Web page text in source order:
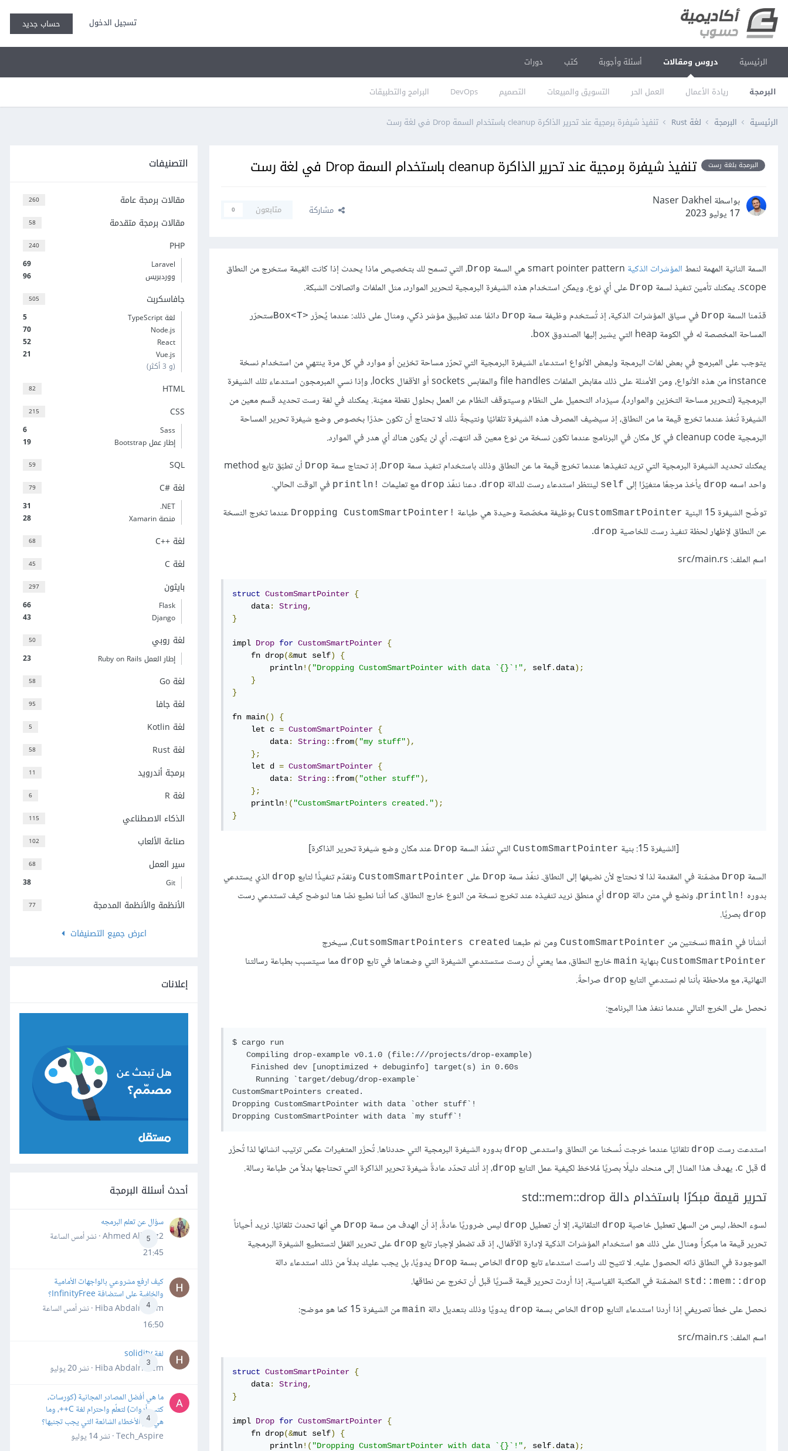
تسجيل الدخول حساب جديد
الرئيسية دروس ومقالات
البرمجة ريادة الأعمال العمل الحر التسويق والمبيعات التصميم DevOps البرامج والتطبيقات
أسئلة وأجوبة كتب دورات
الرئيسية البرمجة لغة Rust تنفيذ شيفرة برمجية عند تحرير الذاكرة cleanup باستخدام السمة Drop في لغة رست
البرمجة بلغة رست تنفيذ شيفرة برمجية عند تحرير الذاكرة cleanup باستخدام السمة Drop في لغة رست
بواسطة Naser Dakhel
17 يوليو 2023
مشاركة متابعون 0
السمة الثانية المهمة لنمطالمؤشرات الذكية Drop، التي تسمح لك بتخصيص ماذا يحدث إذا كانت القيمة ستخرج من النطاق
scope. يمكنك تأمين تنفيذ لسمة
Drop على أي نوع، ويمكن استخدام هذه الشيفرة البرمجية لتحرير الموارد، مثل الملفات واتصالات الشبكة.
قدّمنا السمة Drop في سياق المؤشرات الذكية، إذ تُستخدم وظيفة سمة Drop دائمًا عند تطبيق مؤشر ذكي، ومثال على ذلك: عندما يُحرَّر Box<T>‎ستحرّر
المساحة المخصصة له في الكومة heap التي يشير إليها الصندوق box.
يتوجب على المبرمج في بعض لغات البرمجة ولبعض الأنواع استدعاء الشيفرة البرمجية التي تحرّر مساحة تخزين أو موارد في كل مرة ينتهي من استخدام نسخة
instance من هذه الأنواع، ومن الأمثلة على ذلك مقابض الملفات file handles والمقابس sockets أو الأقفال locks، وإذا نسي المبرمجون استدعاء تلك الشيفرة
البرمجية (لتحرير مساحة التخزين والموارد)، سيزداد التحميل على النظام وسيتوقف النظام عن العمل بحلول نقطة معيّنة. يمكنك في لغة رست تحديد قسم معين من
الشيفرة تُنفذ عندما تخرج قيمة ما من النطاق، إذ سيضيف المصرف هذه الشيفرة تلقائيًا ونتيجةً ذلك لا تحتاج أن تكون حذرًا بخصوص وضع شيفرة تحرير المساحة
البرمجية cleanup code في كل مكان في البرنامج عندما تكون نسخة من نوع معين قد انتهت، أي لن يكون هناك أي هدر في الموارد.
يمكنك تحديد الشيفرة البرمجية التي تريد تنفيذها عندما تخرج قيمة ما عن النطاق وذلك باستخدام تنفيذ سمة Drop، إذ تحتاج سمة Drop
أن تطبّق تابع method
واحد اسمه drop يأخذ مرجعًا متغيّرًا إلى self لينتظر استدعاء رست للدالة drop. دعنا ننفّذ drop مع تعليمات println!‎ في الوقت الحالي.
توضّح الشيفرة 15 البنية
CustomSmartPointer بوظيفة مخصّصة وحيدة هي طباعة Dropping CustomSmartPointer!‎ عندما تخرج النسخة
عن النطاق لإظهار لحظة تنفيذ رست للخاصية drop
.
اسم الملف: src/main.rs
struct CustomSmartPointer {
    data
: String,
}
impl Drop for CustomSmartPointer {
    fn drop
(&mut self)
{
        println
!( "Dropping CustomSmartPointer with data `{}`!", self. data);
}
}
fn main()
{
    let c
= CustomSmartPointer {
        data
: String:: from( "my stuff"),
};
    let d
= CustomSmartPointer {
        data
: String:: from( "other stuff"),
};
    println
!( "CustomSmartPointers created.");
}
[الشيفرة 15: بنية CustomSmartPointer التي تنفّذ السمة Drop عند مكان وضع شيفرة تحرير الذاكرة]
السمة Drop مضمّنة في المقدمة لذا لا نحتاج لأن نضيفها إلى النطاق. ننفّذ سمة Drop على CustomSmartPointer ونقدّم تنفيذًا لتابع drop الذي يستدعي
بدوره println!‎، ونضع في متن دالة drop أي منطق نريد تنفيذه عند تخرج نسخة من النوع خارج النطاق، كما أننا نطبع نصًا هنا لنوضح كيف تستدعي رست
drop بصريًا.
أنشأنا في main نسختين من CustomSmartPointer ومن ثم طبعنا CutsomSmartPointers created، سيخرج
CustomSmartPointer بنهاية main خارج النطاق، مما يعني أن رست ستستدعي الشيفرة التي وضعناها في تابع drop مما سيتسبب بطباعة رسالتنا
النهائية، مع ملاحظة بأننا لم نستدعي التابع drop صراحةً.
نحصل على الخرج التالي عندما ننفذ هذا البرنامج:
$ cargo run
   Compiling drop-example v0.1.0 (file:///projects/drop-example)
    Finished dev [unoptimized + debuginfo] target(s) in 0.60s
     Running `target/debug/drop-example`
CustomSmartPointers created.
Dropping CustomSmartPointer with data `other stuff`!
استدعت رست drop تلقائيًا عندما خرجت نُسخنا عن النطاق واستدعى drop بدوره الشيفرة البرمجية التي حددناها. تُحرَّر المتغيرات عكس ترتيب انشائها لذا تُحرَّر
d قبل c. يهدف هذا المثال إلى منحك دليلًا بصريًا مُلاحَظ لكيفية عمل التابع drop، إذ أنك تحدّد عادةً شيفرة تحرير الذاكرة التي تحتاجها بدلاً من طباعة رسالة.
تحرير قيمة مبكرًا باستخدام دالة std::mem::drop
لسوء الحظ، ليس من السهل تعطيل خاصية drop التلقائية، إلا أن تعطيل drop ليس ضروريًا عادةً، إذ أن الهدف من سمة Drop هي أنها تحدث تلقائيًا. نريد أحياناً
تحرير قيمة ما مبكراً ومثال على ذلك هو استخدام المؤشرات الذكية لإدارة الأقفال، إذ قد تضطر لإجبار تابع drop على تحرير القفل لتستطيع الشيفرة البرمجية
الموجودة في النطاق ذاته الحصول عليه. لا تتيح لك راست استدعاء تابع drop الخاص بسمة Drop يدويًا، بل يجب عليك بدلاً من ذلك استدعاء دالة
std::mem::drop المضمّنة في المكتبة القياسية، إذا أردت تحرير قيمة قسريًا قبل أن تخرج عن نطاقها.
نحصل على خطأ تصريفي إذا أردنا استدعاء التابع drop الخاص بسمة drop يدويًا وذلك بتعديل دالة main من الشيفرة 15 كما هو موضح:
اسم الملف: src/main.rs
struct CustomSmartPointer {
    data
: String,
}
impl Drop for CustomSmartPointer {
    fn drop
(&mut self)
{
        println
!( "Dropping CustomSmartPointer with data `{}`!", self. data);
التصنيفات
260 مقالات برمجة عامة
58 مقالات برمجة متقدمة
240 PHP
69
Laravel
96
ووردبريس
505 جافاسكربت
5
لغة TypeScript
70
Node.js
52
React
21
Vue.js
(و 3 أكثر)
82 HTML
215 CSS
6
Sass
19
إطار عمل Bootstrap
59 SQL
79 لغة C#‎
31
‎.NET
28
منصة Xamarin
68 لغة C++‎
45 لغة C
297 بايثون
66
Flask
43
Django
50 لغة روبي
23 إطار العمل Ruby on Rails
58 لغة Go
95 لغة جافا
5 لغة Kotlin
58 لغة Rust
11 برمجة أندرويد
6 لغة R
115 الذكاء الاصطناعي
102 صناعة الألعاب
68 سير العمل
38 Git
77
الأنظمة والأنظمة المدمجة
اعرض جميع التصنيفات
إعلانات
أحدث أسئلة البرمجة
5
سؤال عن تعلم البرمجه
Ahmed Alhafiz2 · نشر
أمس الساعة
21:45
4
كيف ارفع مشروعي بالواجهات الأمامية
والخلفية على استضافة InfinityFree؟
Hiba Abdalrheem · نشر
أمس الساعة
16:50
3
لغة solidity
Hiba Abdalrheem · نشر
20 يوليو
4
ما هي أفضل المصادر المجانية (كورسات،
كتب، أدوات) لتعلّم واحترام لغة C++، وما
هي أهم الأخطاء الشائعة التي يجب تجنبها؟
Tech_Aspire · نشر
14 يوليو